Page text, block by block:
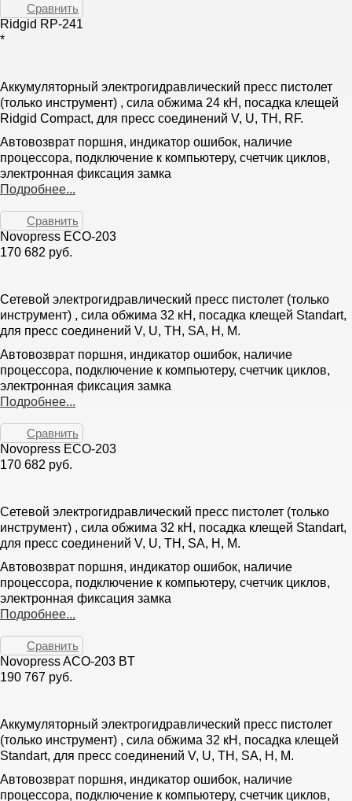
Сравнить
Ridgid RP-241
*
Аккумуляторный электрогидравлический пресс пистолет
(только инструмент) , сила обжима 24 кН, посадка клещей
Ridgid Compact, для пресс соединений V, U, TH, RF.
Автовозврат поршня, индикатор ошибок, наличие
процессора, подключение к компьютеру, счетчик циклов,
электронная фиксация замка
Подробнее...
Сравнить
Novopress ECO-203
170 682 руб.
Сетевой электрогидравлический пресс пистолет (только
инструмент) , сила обжима 32 кН, посадка клещей Standart,
для пресс соединений V, U, TH, SA, H, M.
Автовозврат поршня, индикатор ошибок, наличие
процессора, подключение к компьютеру, счетчик циклов,
электронная фиксация замка
Подробнее...
Сравнить
Novopress ECO-203
170 682 руб.
Сетевой электрогидравлический пресс пистолет (только
инструмент) , сила обжима 32 кН, посадка клещей Standart,
для пресс соединений V, U, TH, SA, H, M.
Автовозврат поршня, индикатор ошибок, наличие
процессора, подключение к компьютеру, счетчик циклов,
электронная фиксация замка
Подробнее...
Сравнить
Novopress ACO-203 BT
190 767 руб.
Аккумуляторный электрогидравлический пресс пистолет
(только инструмент) , сила обжима 32 кН, посадка клещей
Standart, для пресс соединений V, U, TH, SA, H, M.
Автовозврат поршня, индикатор ошибок, наличие
процессора, подключение к компьютеру, счетчик циклов,